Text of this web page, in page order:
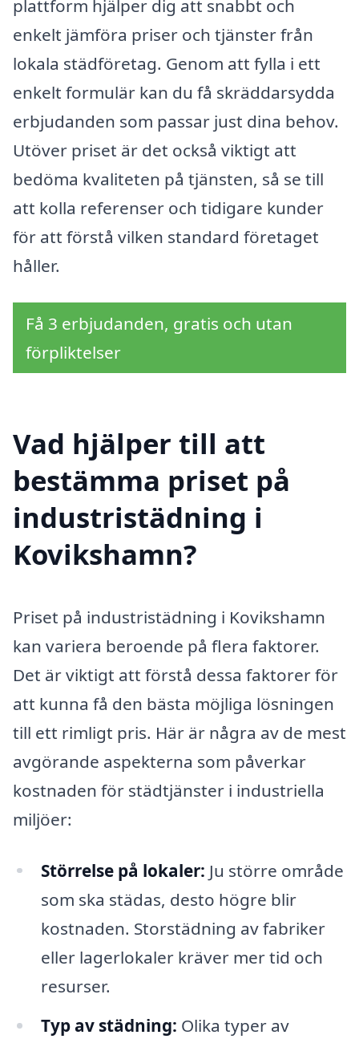
plattform hjälper dig att snabbt och
enkelt jämföra priser och tjänster från
lokala städföretag. Genom att fylla i ett
enkelt formulär kan du få skräddarsydda
erbjudanden som passar just dina behov.
Utöver priset är det också viktigt att
bedöma kvaliteten på tjänsten, så se till
att kolla referenser och tidigare kunder
för att förstå vilken standard företaget
håller.
Få 3 erbjudanden, gratis och utan
förpliktelser
Vad hjälper till att
bestämma priset på
industristädning i
Kovikshamn?
Priset på industristädning i Kovikshamn
kan variera beroende på flera faktorer.
Det är viktigt att förstå dessa faktorer för
att kunna få den bästa möjliga lösningen
till ett rimligt pris. Här är några av de mest
avgörande aspekterna som påverkar
kostnaden för städtjänster i industriella
miljöer:
Störrelse på lokaler: Ju större område
som ska städas, desto högre blir
kostnaden. Storstädning av fabriker
eller lagerlokaler kräver mer tid och
resurser.
Typ av städning: Olika typer av